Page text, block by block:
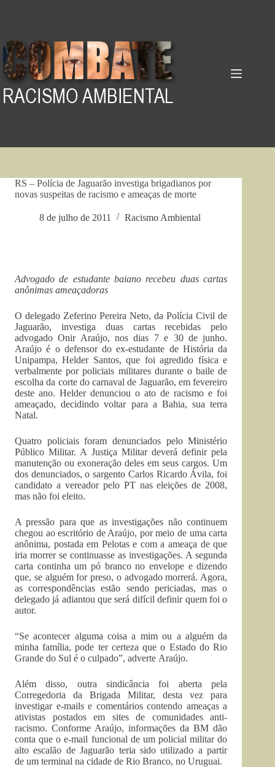
RS – Polícia de Jaguarão investiga brigadianos por
novas suspeitas de racismo e ameaças de morte
8 de julho de 2011 Racismo Ambiental
Advogado de estudante baiano recebeu duas cartas
anônimas ameaçadoras
O delegado Zeferino Pereira Neto, da Polícia Civil de
Jaguarão, investiga duas cartas recebidas pelo
advogado Onir Araújo, nos dias 7 e 30 de junho.
Araújo é o defensor do ex-estudante de História da
Unipampa, Helder Santos, que foi agredido física e
verbalmente por policiais militares durante o baile de
escolha da corte do carnaval de Jaguarão, em fevereiro
deste ano. Helder denunciou o ato de racismo e foi
ameaçado, decidindo voltar para a Bahia, sua terra
Natal.
Quatro policiais foram denunciados pelo Ministério
Público Militar. A Justiça Militar deverá definir pela
manutenção ou exoneração deles em seus cargos. Um
dos denunciados, o sargento Carlos Ricardo Ávila, foi
candidato a vereador pelo PT nas eleições de 2008,
mas não foi eleito.
A pressão para que as investigações não continuem
chegou ao escritório de Araújo, por meio de uma carta
anônima, postada em Pelotas e com a ameaça de que
iria morrer se continuasse as investigações. A segunda
carta continha um pó branco no envelope e dizendo
que, se alguém for preso, o advogado morrerá. Agora,
as correspondências estão sendo periciadas, mas o
delegado já adiantou que será difícil definir quem foi o
autor.
“Se acontecer alguma coisa a mim ou a alguém da
minha família, pode ter certeza que o Estado do Rio
Grande do Sul é o culpado”, adverte Araújo.
Além disso, outra sindicância foi aberta pela
Corregedoria da Brigada Militar, desta vez para
investigar e-mails e comentários contendo ameaças a
ativistas postados em sites de comunidades anti-
racismo. Conforme Araújo, informações da BM dão
conta que o e-mail funcional de um policial militar do
alto escalão de Jaguarão teria sido utilizado a partir
de um terminal na cidade de Rio Branco, no Uruguai.